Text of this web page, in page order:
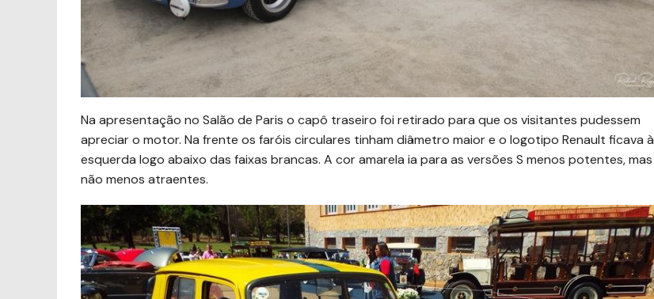
Na apresentação no Salão de Paris o capô traseiro foi retirado para que os visitantes pudessem
apreciar o motor. Na frente os faróis circulares tinham diâmetro maior e o logotipo Renault ficava à
esquerda logo abaixo das faixas brancas. A cor amarela ia para as versões S menos potentes, mas
não menos atraentes.